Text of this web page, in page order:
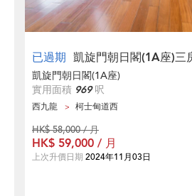
已過期 凱旋門朝日閣(1A座)三
凱旋門朝日閣(1A座)
實用面積 969呎
西九龍 柯士甸道西
HK$ 58,000 / 月
HK$ 59,000 / 月
上次升價日期 2024年11月03日